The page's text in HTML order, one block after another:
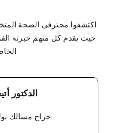
اكتشفوا محترفي الصحة
حيث يقدم كل منهم خبرته
الدكتور
جراح مسالك